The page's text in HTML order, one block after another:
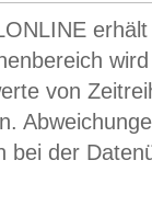
von
bei der